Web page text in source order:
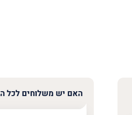
האם יש משלוחים לכל